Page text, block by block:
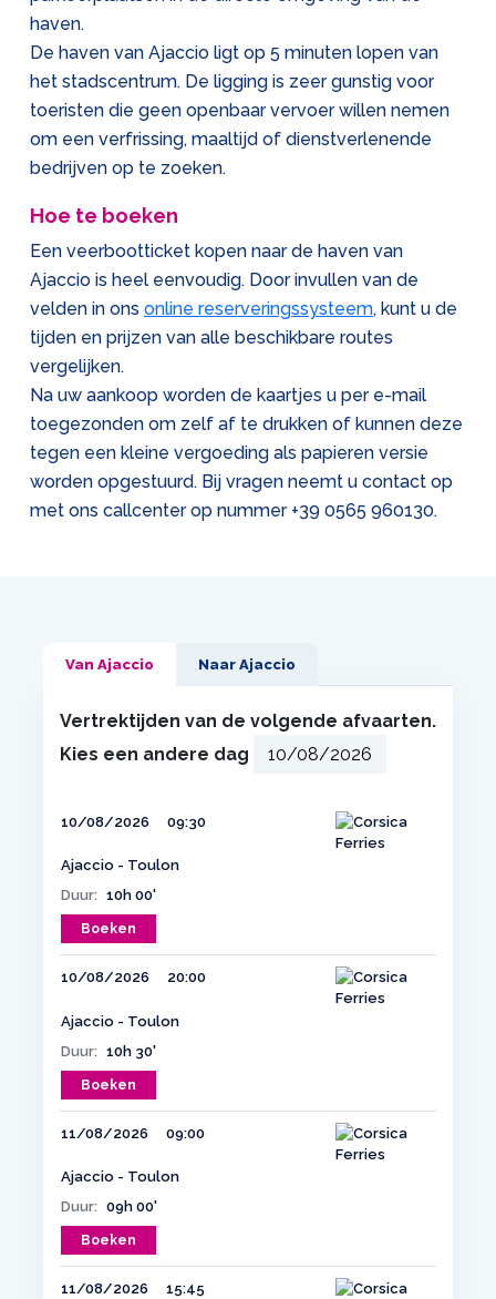
haven.
De haven van Ajaccio ligt op 5 minuten lopen van
het stadscentrum. De ligging is zeer gunstig voor
toeristen die geen openbaar vervoer willen nemen
om een verfrissing, maaltijd of dienstverlenende
bedrijven op te zoeken.
Hoe te boeken
Een veerbootticket kopen naar de haven van
Ajaccio is heel eenvoudig. Door invullen van de
velden in ons online reserveringssysteem, kunt u de
tijden en prijzen van alle beschikbare routes
vergelijken.
Na uw aankoop worden de kaartjes u per e-mail
toegezonden om zelf af te drukken of kunnen deze
tegen een kleine vergoeding als papieren versie
worden opgestuurd. Bij vragen neemt u contact op
met ons callcenter op nummer +39 0565 960130.
Van Ajaccio Naar Ajaccio
Vertrektijden van de volgende afvaarten.
Kies een andere dag
10/08/2026 09:30
Ajaccio - Toulon
Duur: 10h 00'
Boeken
10/08/2026 20:00
Ajaccio - Toulon
Duur: 10h 30'
Boeken
11/08/2026 09:00
Ajaccio - Toulon
Duur: 09h 00'
Boeken
11/08/2026 15:45